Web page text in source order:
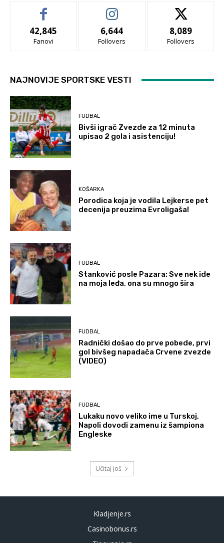
42,845
Fanovi
6,644
Follovers
8,089
Follovers
NAJNOVIJE SPORTSKE VESTI
FUDBAL
Bivši igrač Zvezde za 12 minuta
upisao 2 gola i asistenciju!
KOŠARKA
Porodica koja je vodila Lejkerse pet
decenija preuzima Evroligaša!
FUDBAL
Stanković posle Pazara: Sve nek ide
na moja leđa, ona su mnogo šira
FUDBAL
Radnički došao do prve pobede, prvi
gol bivšeg napadača Crvene zvezde
(VIDEO)
FUDBAL
Lukaku novo veliko ime u Turskoj,
Napoli dovodi zamenu iz šampiona
Engleske
Učitaj još
Kladjenje.rs
Casinobonus.rs